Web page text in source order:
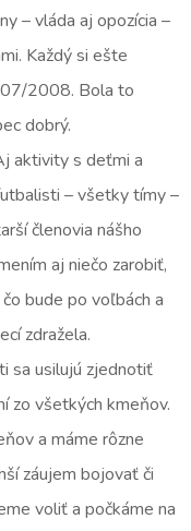
– vláda aj opozícia –
Každý si ešte
2008. Bola to
dobrý.
aktivity s deťmi a
– všetky tímy –
členovia nášho
aj niečo zarobiť,
bude po voľbách a
zdražela.
sa usilujú zjednotiť
zo všetkých kmeňov.
a máme rôzne
záujem bojovať či
voliť a počkáme na